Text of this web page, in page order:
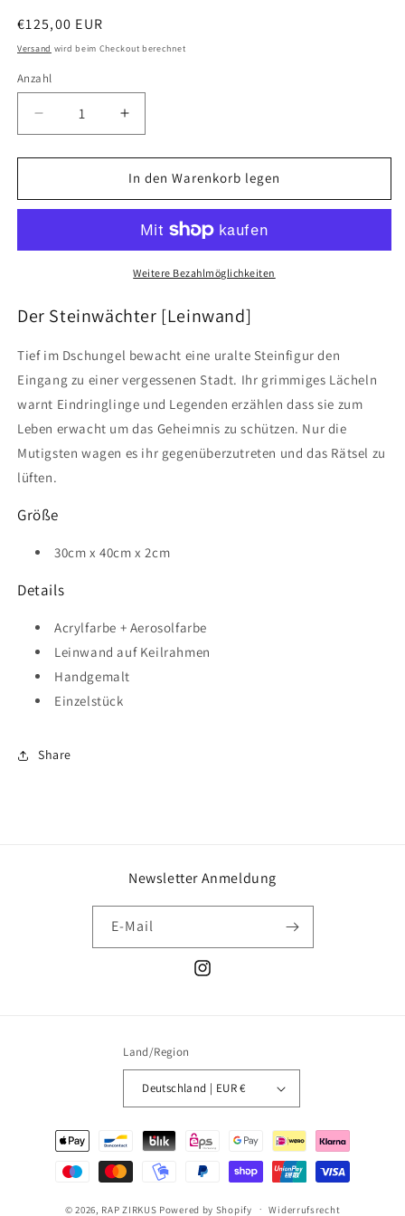
Normaler
Preis
€125,00 EUR
Versand wird beim Checkout berechnet
Anzahl
Verringere
die
Menge
Der
Erhöhe
die
Menge
für
Der
[Leinwand]
In den Warenkorb legen
Weitere Bezahlmöglichkeiten
Der Steinwächter [Leinwand]
Tief im Dschungel bewacht eine uralte Steinfigur den
Eingang zu einer vergessenen Stadt. Ihr grimmiges Lächeln
warnt Eindringlinge und Legenden erzählen dass sie zum
Leben erwacht um das Geheimnis zu schützen. Nur die
Mutigsten wagen es ihr gegenüberzutreten und das Rätsel zu
lüften.
Größe
30cm x 40cm x 2cm
Details
Acrylfarbe + Aerosolfarbe
Leinwand auf Keilrahmen
Handgemalt
Einzelstück
Share
Newsletter Anmeldung
E-Mail
Instagram
Land/Region
Deutschland | EUR €
Zahlungsmethoden
© 2026, RAP ZIRKUS Powered by Shopify Widerrufsrecht